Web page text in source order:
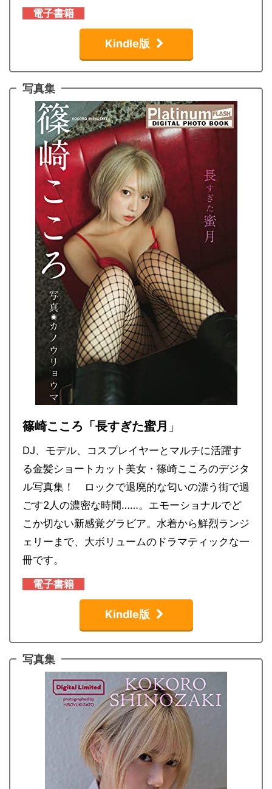
電子書籍
Kindle版
写真集
篠崎こころ「長すぎた蜜月 」
DJ、モデル、コスプレイヤーとマルチに活躍す
る金髪ショートカット美女・篠崎こころのデジタ
ル写真集！ ロックで退廃的な匂いの漂う街で過
ごす2人の濃密な時間……。エモーショナルでど
こか切ない新感覚グラビア。水着から鮮烈ランジ
ェリーまで、大ボリュームのドラマティックな一
冊です。
電子書籍
Kindle版
写真集